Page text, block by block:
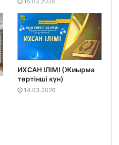
ИХСАН ІЛІМІ (Жиырма
төртінші күн)
14.03.2026